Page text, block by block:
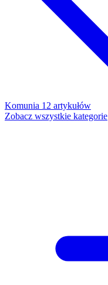
Komunia 12 artykułów
Zobacz wszystkie kategorie